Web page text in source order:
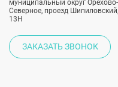
муниципальный округ
Северное, проезд
13Н
ЗАКАЗАТЬ ЗВОНОК